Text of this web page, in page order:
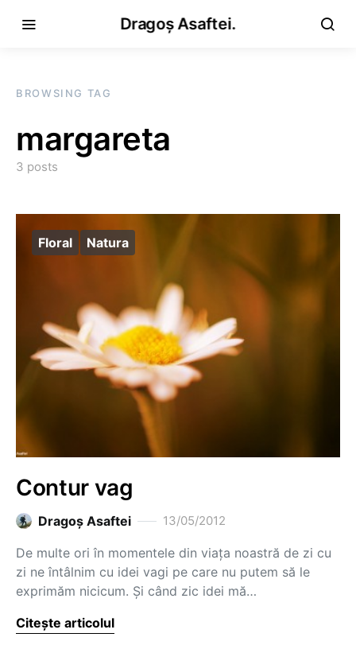
Dragoș Asaftei.
BROWSING TAG
margareta
3 posts
Floral Natura
Contur vag
Dragoş Asaftei 13/05/2012
De multe ori în momentele din viața noastră de zi cu
zi ne întâlnim cu idei vagi pe care nu putem să le
exprimăm nicicum. Și când zic idei mă…
Citește articolul